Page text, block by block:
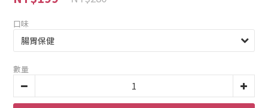
口味
數量